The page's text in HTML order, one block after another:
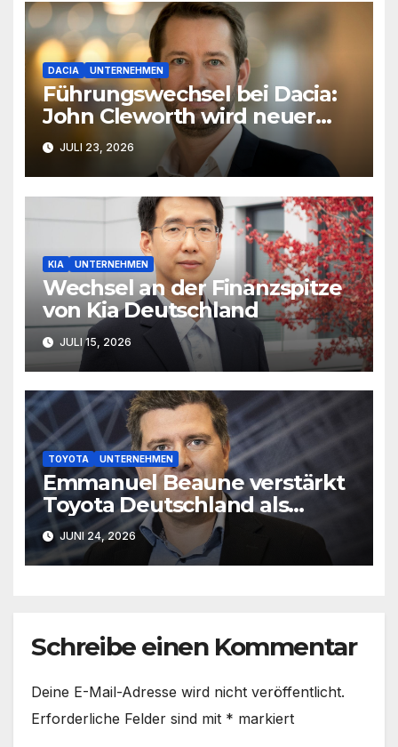
DACIA UNTERNEHMEN
Führungswechsel bei Dacia:
John Cleworth wird neuer
Produktchef
JULI 23, 2026
KIA UNTERNEHMEN
Wechsel an der Finanzspitze
von Kia Deutschland
JULI 15, 2026
TOYOTA UNTERNEHMEN
Emmanuel Beaune verstärkt
Toyota Deutschland als
Marketingleiter
JUNI 24, 2026
Schreibe einen Kommentar
Deine E-Mail-Adresse wird nicht veröffentlicht.
Erforderliche Felder sind mit * markiert